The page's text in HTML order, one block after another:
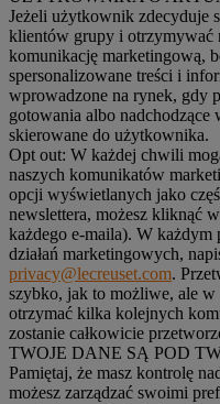
Jeżeli użytkownik zdecyduje
klientów grupy i otrzymywać
komunikację marketingową,
spersonalizowane treści i
wprowadzone na rynek, gdy
gotowania albo nadchodzące
skierowane do użytkownika.
Opt out: W każdej chwili
naszych komunikatów
opcji wyświetlanych jako
newslettera, możesz kliknąć
każdego e-maila). W każdym
działań marketingowych,
privacy@lecreuset.com.
szybko, jak to możliwe, ale
otrzymać kilka kolejnych
zostanie całkowicie
TWOJE DANE SĄ POD
Pamiętaj, że masz kontrolę
możesz zarządzać swoimi